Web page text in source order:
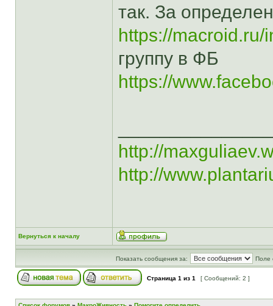
так. За
https://
группу в ФБ
https://
http://
http://
Вернуться к началу
Показать сообщения за: Поле
Страница 1 из 1 [ Сообщений: 2 ]